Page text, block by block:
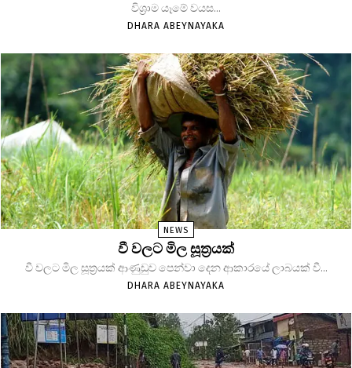
විශ්‍රාම යෑමේ වයස...
DHARA ABEYNAYAKA
NEWS
වී වලට මිල සූත්‍රයක්
වී වලට මිල සූත්‍රයක් ආණුඩුව පෙන්වා දෙන ආකාරයේ ලාබයක් වී...
DHARA ABEYNAYAKA